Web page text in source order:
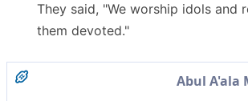
They said, "We worship idols and
them devoted."